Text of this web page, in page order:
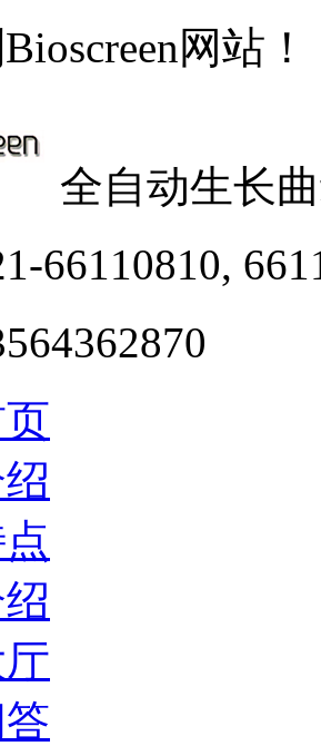
网站！
全自动生长
66110810,